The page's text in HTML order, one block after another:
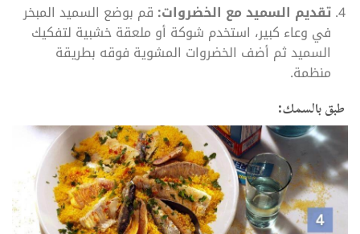
تقديم السميد مع الخضروات: قم بوضع السميد المبخر
في وعاء كبير، استخدم شوكة أو ملعقة خشبية لتفكيك
السميد ثم أضف الخضروات المشوية فوقه بطريقة
منظمة.
طبق بالسمك: